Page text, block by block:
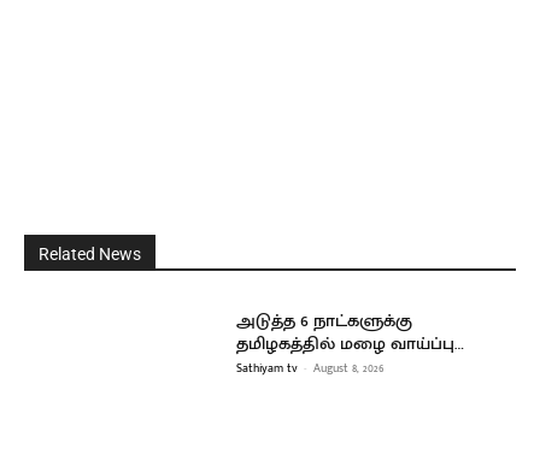
Related News
அடுத்த 6 நாட்களுக்கு
தமிழகத்தில் மழை வாய்ப்பு…
Sathiyam tv - August 8, 2026